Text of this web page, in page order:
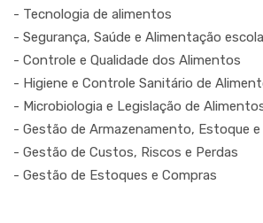
- Tecnologia de alimentos
- Segurança, Saúde e Alimentação
- Controle e Qualidade dos Alimentos
- Higiene e Controle Sanitário de
- Microbiologia e Legislação de
- Gestão de Armazenamento, Estoque
- Gestão de Custos, Riscos e Perdas
- Gestão de Estoques e Compras